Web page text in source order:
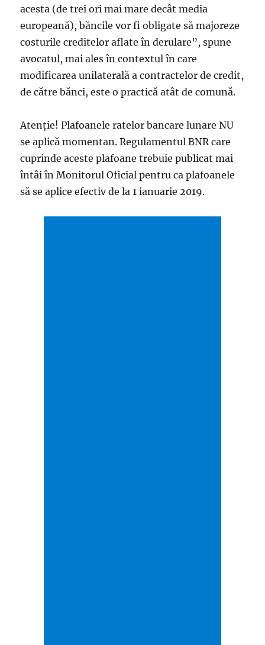
acesta (de trei ori mai mare decât media
europeană), băncile vor fi obligate să majoreze
costurile creditelor aflate în derulare”, spune
avocatul, mai ales în contextul în care
modificarea unilaterală a contractelor de credit,
de către bănci, este o practică atât de comună.
Atenție! Plafoanele ratelor bancare lunare NU
se aplică momentan. Regulamentul BNR care
cuprinde aceste plafoane trebuie publicat mai
întâi în Monitorul Oficial pentru ca plafoanele
să se aplice efectiv de la 1 ianuarie 2019.